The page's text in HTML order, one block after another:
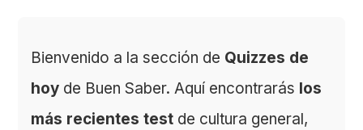
Bienvenido a la sección de Quizzes de
hoy de Buen Saber. Aquí encontrarás los
más recientes test de cultura general,